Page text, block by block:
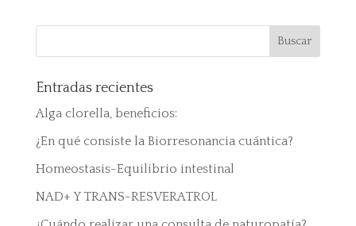
Entradas recientes
Alga clorella, beneficios:
¿En qué consiste la Biorresonancia cuántica?
Homeostasis-Equilibrio intestinal
NAD+ Y TRANS-RESVERATROL